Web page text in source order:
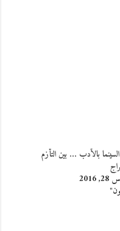
بالأدب … بين التأزم